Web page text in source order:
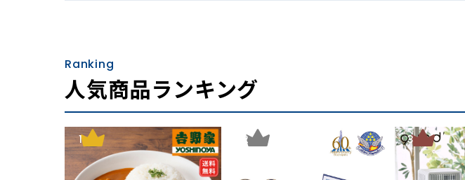
Ranking
人気商品ランキング
1 2 3